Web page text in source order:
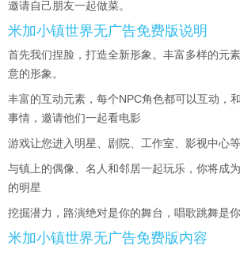
邀请自己朋友一起做菜。
米加小镇世界无广告免费版说明
首先我们捏脸，打造全新形象。丰富多样的元
意的形象。
丰富的互动元素，每个NPC角色都可以互动，
事情，邀请他们一起看电影
游戏让您进入明星、剧院、工作室、影视中心等
与镇上的偶像、名人和邻居一起玩乐，你将成
的明星
挖掘潜力，路演绝对是你的舞台，唱歌跳舞是
米加小镇世界无广告免费版内容